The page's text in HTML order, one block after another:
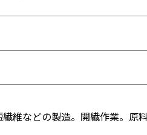
維などの製造。開繊作業。原